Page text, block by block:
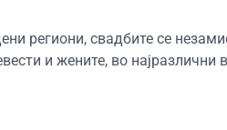
региони, свадбите се
и жените, во најразлични